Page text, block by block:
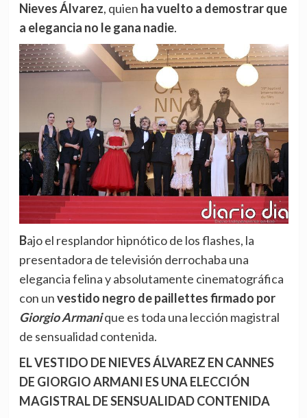
Nieves Álvarez, quien ha vuelto a demostrar que
a elegancia no le gana nadie.
Bajo el resplandor hipnótico de los flashes, la
presentadora de televisión derrochaba una
elegancia felina y absolutamente cinematográfica
con unvestido negro de paillettes firmado por
Giorgio Armanique es toda una lección magistral
de sensualidad contenida.
EL VESTIDO DE NIEVES ÁLVAREZ EN CANNES
DE GIORGIO ARMANI ES UNA ELECCIÓN
MAGISTRAL DE SENSUALIDAD CONTENIDA